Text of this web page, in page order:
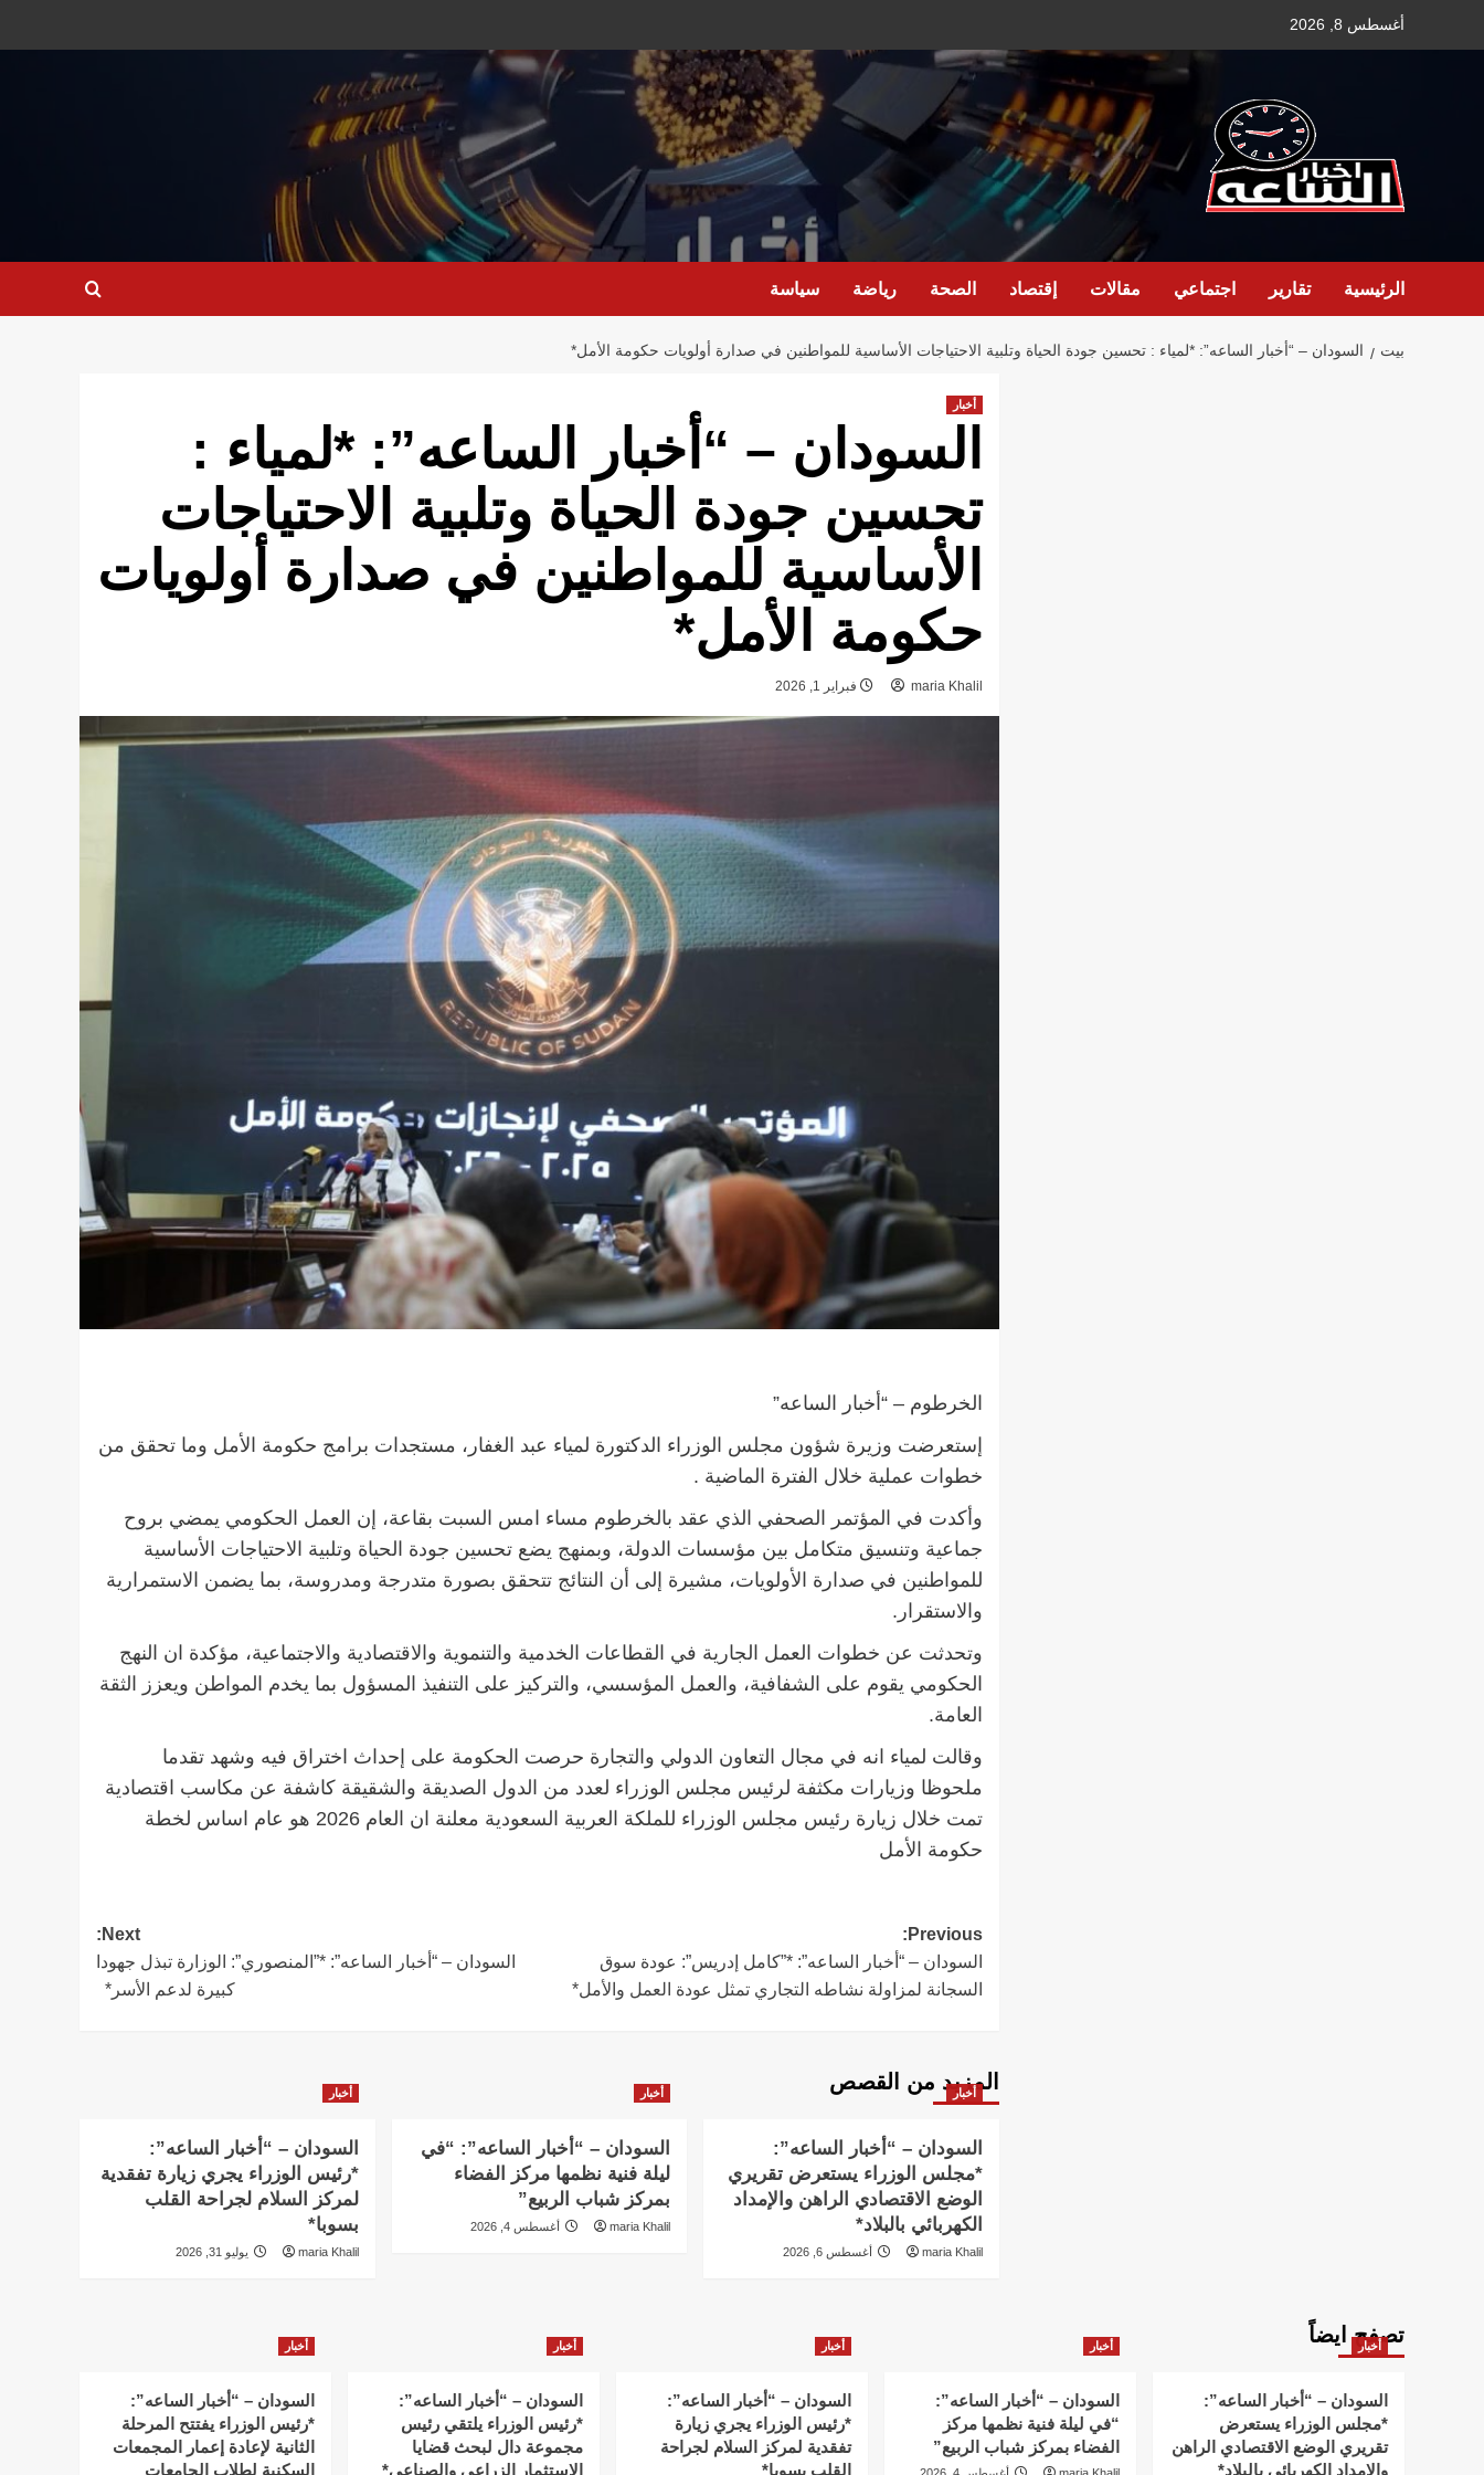
أغسطس 8, 2026
الرئيسية تقارير اجتماعي مقالات إقتصاد الصحة رياضة سياسة
بيت السودان – “أخبار الساعه”: *لمياء : تحسين جودة الحياة وتلبية الاحتياجات الأساسية للمواطنين في صدارة أولويات حكومة الأمل*
أخبار
السودان – “أخبار الساعه”: *لمياء :
تحسين جودة الحياة وتلبية الاحتياجات
الأساسية للمواطنين في صدارة أولويات
حكومة الأمل*
maria Khalil فبراير 1, 2026
الخرطوم – “أخبار الساعه”
إستعرضت وزيرة شؤون مجلس الوزراء الدكتورة لمياء عبد الغفار، مستجدات برامج حكومة الأمل وما تحقق من
خطوات عملية خلال الفترة الماضية .
وأكدت في المؤتمر الصحفي الذي عقد بالخرطوم مساء امس السبت بقاعة، إن العمل الحكومي يمضي بروح
جماعية وتنسيق متكامل بين مؤسسات الدولة، وبمنهج يضع تحسين جودة الحياة وتلبية الاحتياجات الأساسية
للمواطنين في صدارة الأولويات، مشيرة إلى أن النتائج تتحقق بصورة متدرجة ومدروسة، بما يضمن الاستمرارية
والاستقرار.
وتحدثت عن خطوات العمل الجارية في القطاعات الخدمية والتنموية والاقتصادية والاجتماعية، مؤكدة ان النهج
الحكومي يقوم على الشفافية، والعمل المؤسسي، والتركيز على التنفيذ المسؤول بما يخدم المواطن ويعزز الثقة
العامة.
وقالت لمياء انه في مجال التعاون الدولي والتجارة حرصت الحكومة على إحداث اختراق فيه وشهد تقدما
ملحوظا وزيارات مكثفة لرئيس مجلس الوزراء لعدد من الدول الصديقة والشقيقة كاشفة عن مكاسب اقتصادية
تمت خلال زيارة رئيس مجلس الوزراء للملكة العربية السعودية معلنة ان العام 2026 هو عام اساس لخطة
حكومة الأمل
Post
navigation
Previous:
السودان – “أخبار الساعه”: *”كامل إدريس”: عودة سوق
السجانة لمزاولة نشاطه التجاري تمثل عودة العمل والأمل*
Next:
السودان – “أخبار الساعه”: *”المنصوري”: الوزارة تبذل جهودا
كبيرة لدعم الأسر*
المزيد من القصص
أخبار
السودان – “أخبار الساعه”:
*مجلس الوزراء يستعرض تقريري
الوضع الاقتصادي الراهن والإمداد
الكهربائي بالبلاد*
maria Khalil أغسطس 6, 2026
أخبار
السودان – “أخبار الساعه”: “في
ليلة فنية نظمها مركز الفضاء
بمركز شباب الربيع”
maria Khalil أغسطس 4, 2026
أخبار
السودان – “أخبار الساعه”:
*رئيس الوزراء يجري زيارة تفقدية
لمركز السلام لجراحة القلب
بسوبا*
maria Khalil يوليو 31, 2026
تصفح ايضاً
أخبار
السودان – “أخبار الساعه”:
*مجلس الوزراء يستعرض
تقريري الوضع الاقتصادي الراهن
والإمداد الكهربائي بالبلاد*
أخبار
السودان – “أخبار الساعه”:
“في ليلة فنية نظمها مركز
الفضاء بمركز شباب الربيع”
أخبار
السودان – “أخبار الساعه”:
*رئيس الوزراء يجري زيارة
تفقدية لمركز السلام لجراحة
القلب بسوبا*
أخبار
السودان – “أخبار الساعه”:
*رئيس الوزراء يلتقي رئيس
مجموعة دال لبحث قضايا
الاستثمار الزراعي والصناعي*
أخبار
السودان – “أخبار الساعه”:
*رئيس الوزراء يفتتح المرحلة
الثانية لإعادة إعمار المجمعات
السكنية لطلاب الجامعات